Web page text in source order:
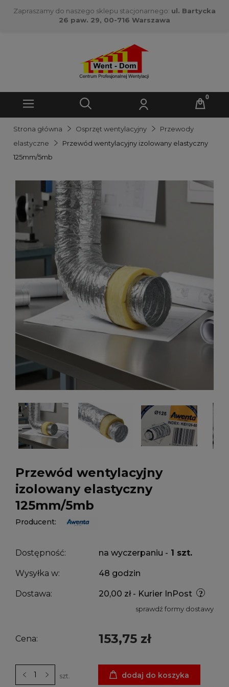
Zapraszamy do naszego sklepu stacjonarnego: ul. Bartycka
26 paw. 29, 00-716 Warszawa
Strona główna Osprzęt wentylacyjny
Przewody
elastyczne
Przewód wentylacyjny izolowany elastyczny
125mm/5mb
Przewód wentylacyjny
izolowany elastyczny
125mm/5mb
Producent:
Dostępność: na wyczerpaniu - 1 szt.
Wysyłka w: 48 godzin
Dostawa: 20,00 zł - Kurier InPost
sprawdź formy dostawy
Cena: 153,75 zł
szt. dodaj do koszyka